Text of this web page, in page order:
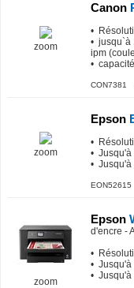
zoom
Canon
•
• jusqu`à
ipm
•
CON7381
zoom
Epson
•
• Jusqu'à
•
zoom
Epson
d'encre -
•
• Jusqu'à
•